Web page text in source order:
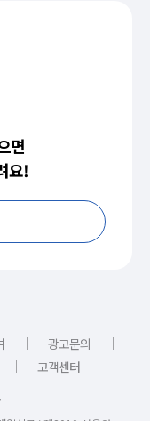
면
요!
｜ 광고문의
｜
｜ 고객센터